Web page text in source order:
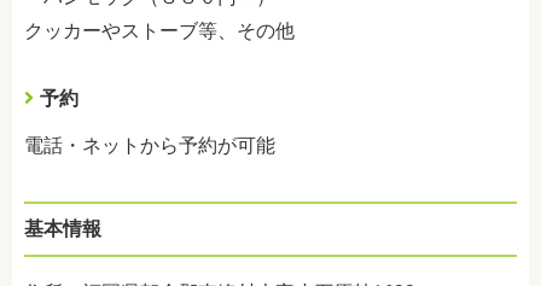
クッカーやストーブ等、その他
予約
電話・ネットから予約が可能
基本情報